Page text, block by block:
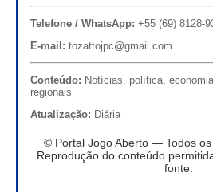
Telefone / WhatsApp: +55 (69) 8128-
E-mail: tozattojpc@gmail.com
Conteúdo: Notícias, política,
regionais
Atualização: Diária
© Portal Jogo Aberto — Todos
Reprodução do conteúdo
fonte.